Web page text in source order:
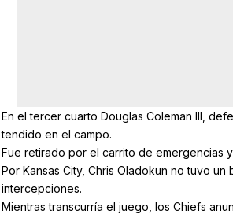
En el tercer cuarto Douglas Coleman III,
tendido en el campo.
Fue retirado por el carrito de emergencias
Por Kansas City, Chris Oladokun no tuvo
intercepciones.
Mientras transcurría el juego, los Chiefs